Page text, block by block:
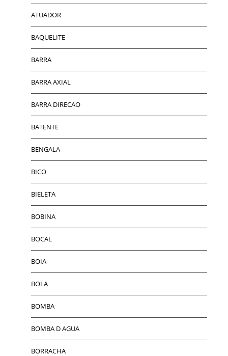
ATUADOR
BAQUELITE
BARRA
BARRA AXIAL
BARRA DIRECAO
BATENTE
BENGALA
BICO
BIELETA
BOBINA
BOCAL
BOIA
BOLA
BOMBA
BOMBA D AGUA
BORRACHA